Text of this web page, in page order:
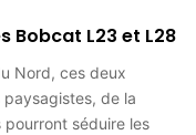
Bobcat L23 et L28
Nord, ces deux
de la
séduire les